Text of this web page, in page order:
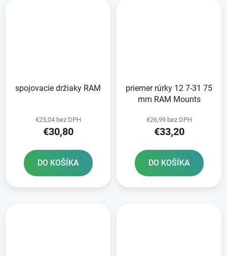
spojovacie držiaky RAM
€25,04 bez DPH
€30,80
DO KOŠÍKA
priemer rúrky 12 7-31 75
mm RAM Mounts
€26,99 bez DPH
€33,20
DO KOŠÍKA